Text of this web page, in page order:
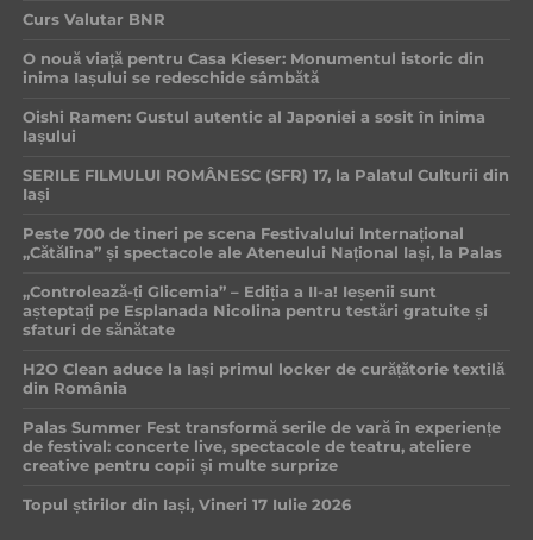
Curs Valutar BNR
O nouă viață pentru Casa Kieser: Monumentul istoric din
inima Iașului se redeschide sâmbătă
Oishi Ramen: Gustul autentic al Japoniei a sosit în inima
Iașului
SERILE FILMULUI ROMÂNESC (SFR) 17, la Palatul Culturii din
Iași
Peste 700 de tineri pe scena Festivalului Internațional
„Cătălina” și spectacole ale Ateneului Național Iași, la Palas
„Controlează-ți Glicemia” – Ediția a II-a! Ieșenii sunt
așteptați pe Esplanada Nicolina pentru testări gratuite și
sfaturi de sănătate
H2O Clean aduce la Iași primul locker de curățătorie textilă
din România
Palas Summer Fest transformă serile de vară în experiențe
de festival: concerte live, spectacole de teatru, ateliere
creative pentru copii și multe surprize
Topul știrilor din Iași, Vineri 17 Iulie 2026